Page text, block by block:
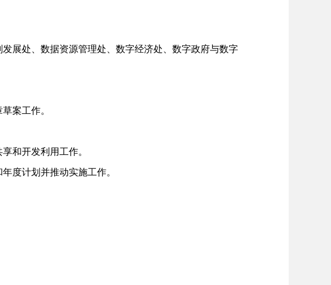
处、数据资源管理处、数字经济处、数字政府与数字
案工作。
和开发利用工作。
度计划并推动实施工作。